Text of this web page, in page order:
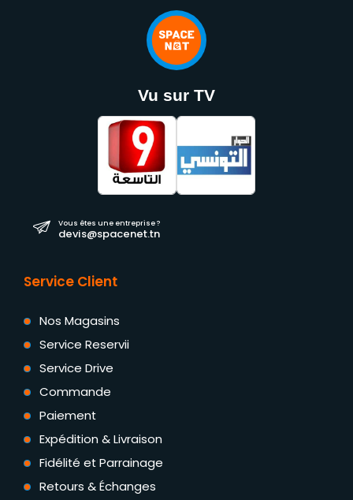
Vu sur TV
Vous êtes une entreprise ?
devis@spacenet.tn
Service Client
Nos Magasins
Service Reservii
Service Drive
Commande
Paiement
Expédition & Livraison
Fidélité et Parrainage
Retours & Échanges